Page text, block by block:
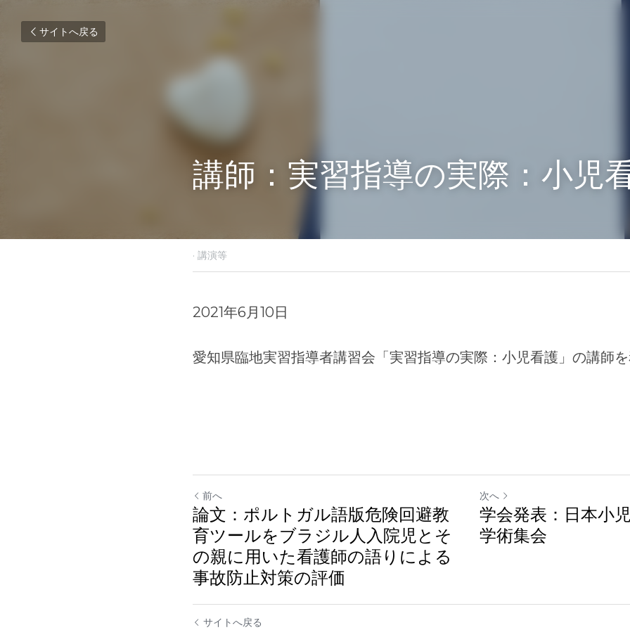
サイトへ戻る
講師：実習指導の実際：小児
2021年6月10日
2021年6月10日
愛知県臨地実習指導者講習会「実習指導の実際：小児看護」の講師
前へ
論文：ポルトガル語版危険回避教
育ツールをブラジル人入院児とそ
の親に用いた看護師の語りによる
事故防止対策の評価
次へ
学会発表：日本小
学術集会
サイトへ戻る